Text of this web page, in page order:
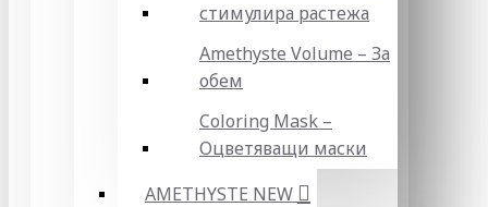
стимулира растежа
Amethyste Volume – За
обем
Coloring Mask –
Оцветяващи маски
AMETHYSTE NEW